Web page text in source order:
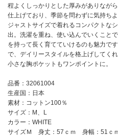
程よくしっかりとした厚みがありなが
仕上げており、季節を問わずに気持ち
ジャストサイズで着れるコンパクトな
出。洗濯を重ね、使い込んでいくこと
を持って長く育てていけるのも魅力で
で、デイリースタイルを格上げしてくれ
小さな胸ポケットもワンポイントに。
品番：32061004
生産国：日本
素材：コットン100％
サイズ：M、L
カラー：WHITE
サイズＭ 身丈：57ｃｍ 身幅：51ｃ